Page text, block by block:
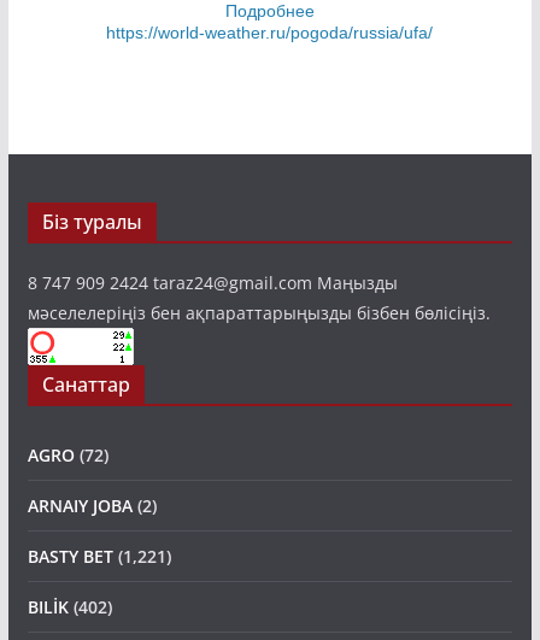
Подробнее
https://world-weather.ru/pogoda/russia/ufa/
Біз туралы
8 747 909 2424 taraz24@gmail.com Маңызды
мәселелеріңіз бен ақпараттарыңызды бізбен бөлісіңіз.
Санаттар
AGRO(72)
ARNAIY JOBA(2)
BASTY BET(1,221)
BILİK(402)